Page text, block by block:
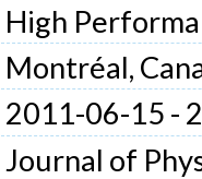
High
Montréal,
2011-06-15 -
Journal of